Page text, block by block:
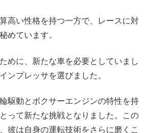
高い性格を持つ一方で、レースに対
めています。
めに、新たな車を必要としていまし
ンプレッサを選びました。
駆動とボクサーエンジンの特性を持
って新たな挑戦となりました。この
彼は自身の運転技術をさらに磨くこ